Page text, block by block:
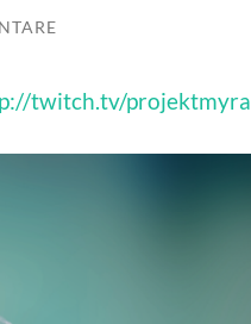
twitch.tv/projektmyra